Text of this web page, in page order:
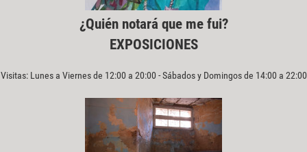
¿Quién notará que me fui?
EXPOSICIONES
Visitas: Lunes a Viernes de 12:00 a 20:00 - Sábados y Domingos de 14:00 a 22:00